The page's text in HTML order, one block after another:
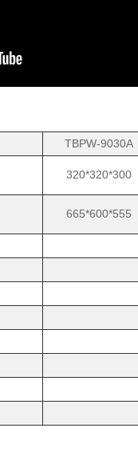
TBPW-9030A
320*320*300
665*600*555